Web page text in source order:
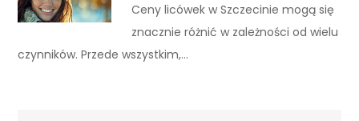
Ceny licówek w Szczecinie mogą się
znacznie różnić w zależności od wielu
czynników. Przede wszystkim,…